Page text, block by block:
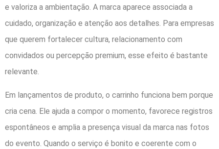
e valoriza a ambientação. A marca aparece associada a
cuidado, organização e atenção aos detalhes. Para empresas
que querem fortalecer cultura, relacionamento com
convidados ou percepção premium, esse efeito é bastante
relevante.
Em lançamentos de produto, o carrinho funciona bem porque
cria cena. Ele ajuda a compor o momento, favorece registros
espontâneos e amplia a presença visual da marca nas fotos
do evento. Quando o serviço é bonito e coerente com o